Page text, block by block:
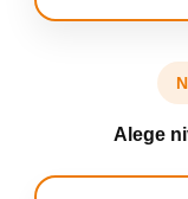
Senzational
de periaj rotund cu
curatare delicata a
Alege